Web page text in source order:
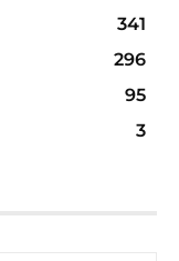
341
296
95
3